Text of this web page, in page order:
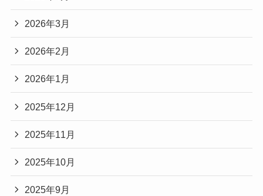
2026年3月
2026年2月
2026年1月
2025年12月
2025年11月
2025年10月
2025年9月